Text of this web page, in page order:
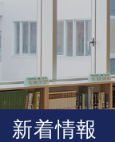
新着情報